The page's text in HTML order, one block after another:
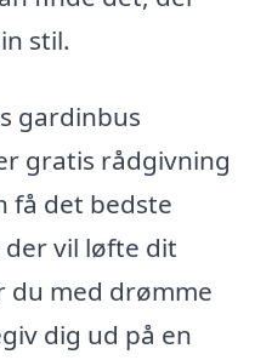
stil.
gardinbus
gratis rådgivning
få det bedste
vil løfte dit
du med drømme
dig ud på en